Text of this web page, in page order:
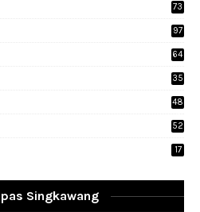
73
97
64
35
48
52
17
Singkawang